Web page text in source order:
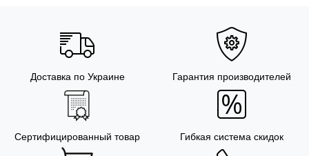
Доставка по Украине Гарантия производителей
Сертифицированный товар Гибкая система скидок